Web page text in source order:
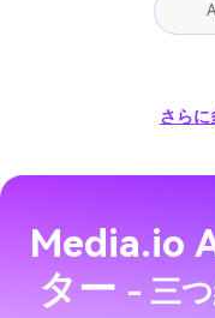
さらに
Media.io
ター - 三